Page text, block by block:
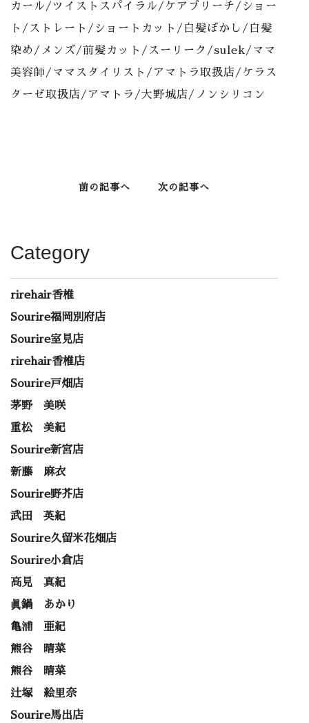
カール/ツイストスパイラル/ケアブリーチ/ショー
ト/ストレート/ショートカット/白髪ぼかし/白髪
染め/メンズ/前髪カット/スーリーク/sulek/ママ
美容師/ママスタイリスト/アマトラ取扱店/ケラス
ターゼ取扱店/アマトラ/大野城店/ノンシリコン
前の記事へ 次の記事へ
Category
rirehair香椎
Sourire福岡別府店
Sourire室見店
rirehair香椎店
Sourire戸畑店
茅野 美咲
重松 美紀
Sourire新宮店
新藤 麻衣
Sourire野芥店
武田 英紀
Sourire久留米花畑店
Sourire小倉店
高見 真紀
眞鍋 あかり
亀浦 亜紀
熊谷 晴菜
熊谷 晴菜
辻塚 絵里奈
Sourire馬出店